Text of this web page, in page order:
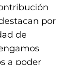
por
de
a poder